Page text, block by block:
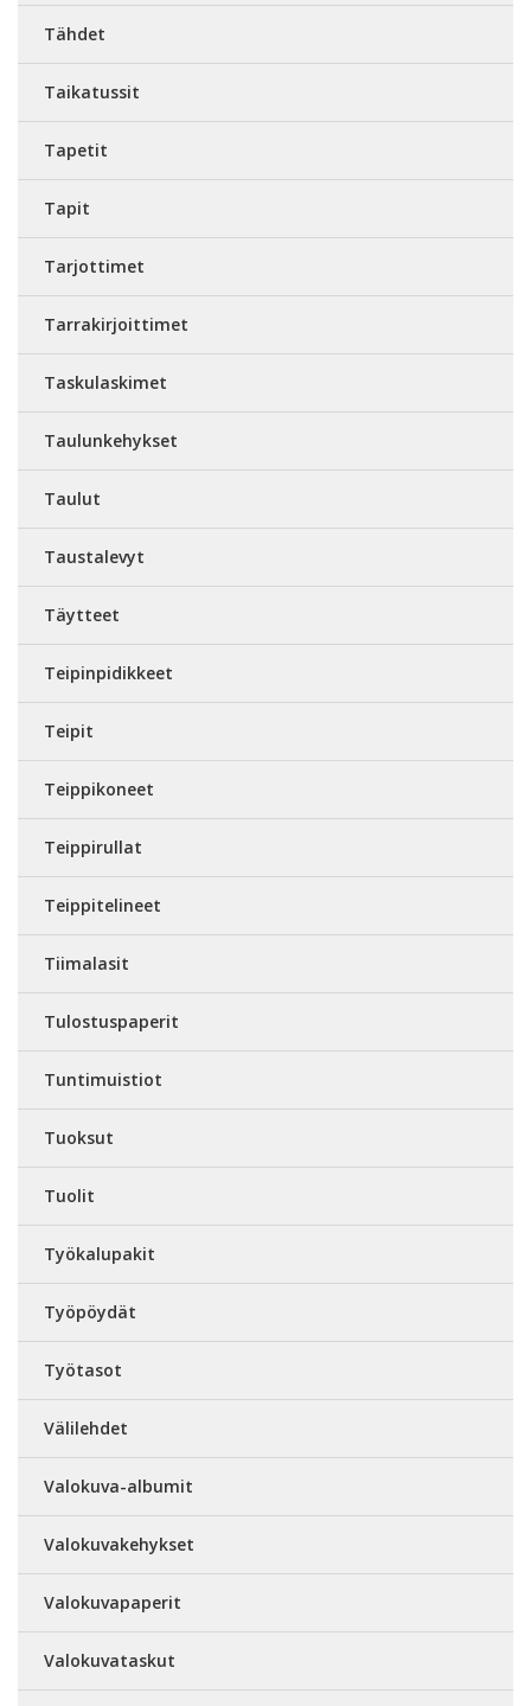
Tähdet
Taikatussit
Tapetit
Tapit
Tarjottimet
Tarrakirjoittimet
Taskulaskimet
Taulunkehykset
Taulut
Taustalevyt
Täytteet
Teipinpidikkeet
Teipit
Teippikoneet
Teippirullat
Teippitelineet
Tiimalasit
Tulostuspaperit
Tuntimuistiot
Tuoksut
Tuolit
Työkalupakit
Työpöydät
Työtasot
Välilehdet
Valokuva-albumit
Valokuvakehykset
Valokuvapaperit
Valokuvataskut